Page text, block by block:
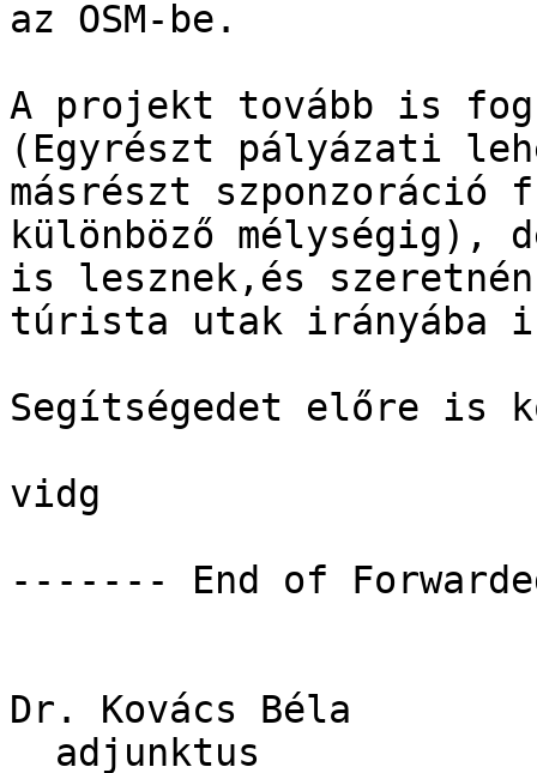
az OSM-be.
A projekt tovább is
(Egyrészt pályázati
másrészt szponzoráció
különböző mélységig),
is lesznek,és
túrista utak irányába
Segítségedet előre is
vidg
------- End of
Dr. Kovács Béla